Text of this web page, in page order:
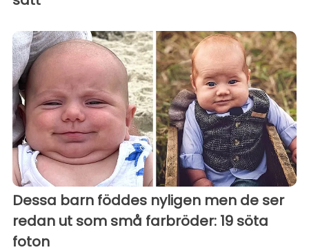
Dessa barn föddes nyligen men de ser
redan ut som små farbröder: 19 söta
foton